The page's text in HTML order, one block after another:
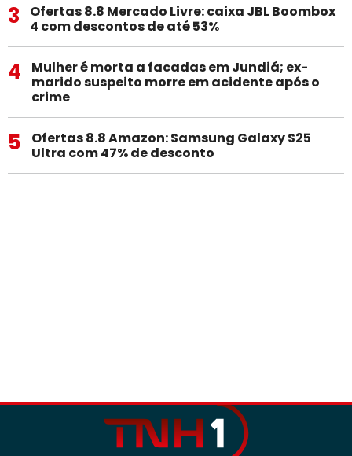
3
Ofertas 8.8 Mercado Livre: caixa JBL Boombox
4 com descontos de até 53%
4
Mulher é morta a facadas em Jundiá; ex-
marido suspeito morre em acidente após o
crime
5
Ofertas 8.8 Amazon: Samsung Galaxy S25
Ultra com 47% de desconto